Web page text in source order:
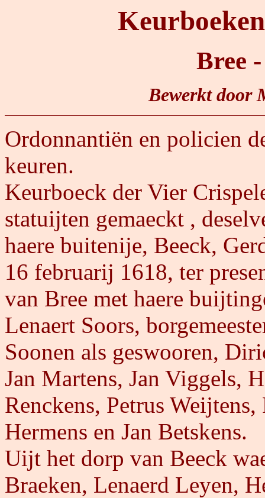
Bree
Bewerkt door
Ordonnantiën en policien
keuren.
Keurboeck der Vier
statuijten gemaeckt ,
haere buitenije, Beeck,
16 februarij 1618, ter
van Bree met haere
Lenaert Soors,
Soonen als geswooren,
Jan Martens, Jan Viggels,
Renckens, Petrus Weijtens,
Hermens en Jan Betskens.
Uijt het dorp van Beeck
Braeken, Lenaerd Leyen,